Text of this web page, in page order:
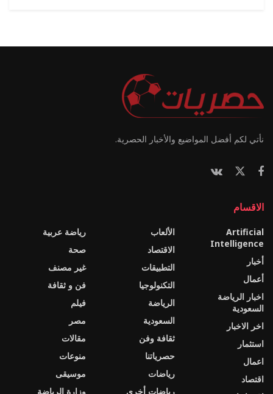
نأتي لكم أفضل المواضيع والأخبار الحصرية.
الاقسام
Artificial
Intelligence
أخبار
أعمال
اخبار الرياضة
السعودية
اخر الاخبار
استثمار
اعمال
اقتصاد
الألعاب
الاقتصاد
التطبيقات
التكنولوجيا
الرياضة
السعودية
ثقافة وفن
حصرياتنا
رياضات
رياضات أخرى
رياضة عربية
صحة
غير مصنف
فن و ثقافة
فيلم
مصر
مقالات
منوعات
موسيقى
وزارة الرياضة